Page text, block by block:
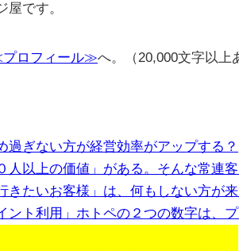
です。
ロフィール≫へ。（20,000文字以上
過ぎない方が経営効率がアップする？
人以上の価値」がある。そんな常連
きたいお客様」は、何もしない方が
ント利用」ホトペの２つの数字は、